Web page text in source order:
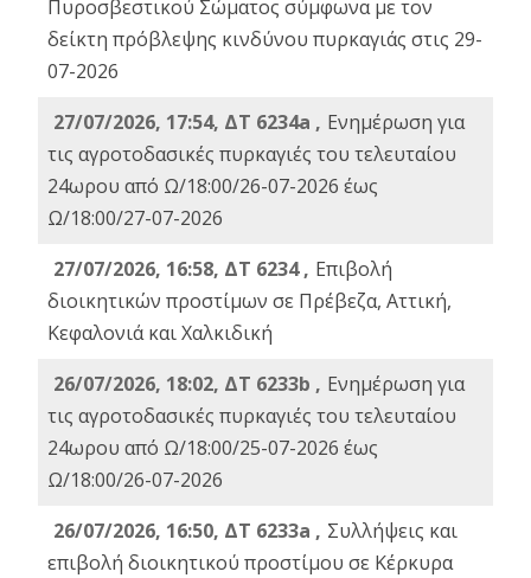
Πυροσβεστικού Σώματος σύμφωνα με τον
δείκτη πρόβλεψης κινδύνου πυρκαγιάς στις 29-
07-2026
27/07/2026, 17:54, ΔΤ 6234a , Ενημέρωση για
τις αγροτοδασικές πυρκαγιές του τελευταίου
24ωρου από Ω/18:00/26-07-2026 έως
Ω/18:00/27-07-2026
27/07/2026, 16:58, ΔΤ 6234 , Eπιβολή
διοικητικών προστίμων σε Πρέβεζα, Αττική,
Κεφαλονιά και Χαλκιδική
26/07/2026, 18:02, ΔΤ 6233b , Ενημέρωση για
τις αγροτοδασικές πυρκαγιές του τελευταίου
24ωρου από Ω/18:00/25-07-2026 έως
Ω/18:00/26-07-2026
26/07/2026, 16:50, ΔΤ 6233a , Συλλήψεις και
επιβολή διοικητικού προστίμου σε Κέρκυρα